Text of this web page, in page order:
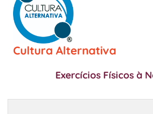
Cultura Alternativa
Exercícios Físicos à